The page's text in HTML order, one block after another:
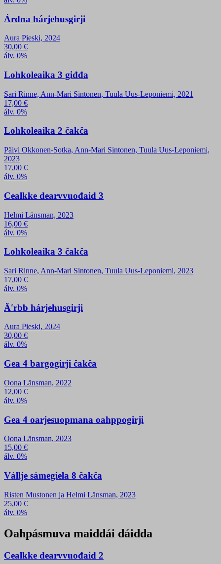
Árdna hárjehusgirji
Aura Pieski, 2024
30,00 €
álv. 0%
Lohkoleaika 3 giđđa
Sari Rinne, Ann-Mari Sintonen, Tuula Uus-Leponiemi, 2021
17,00 €
álv. 0%
Lohkoleaika 2 čakča
Päivi Okkonen-Sotka, Ann-Mari Sintonen, Tuula Uus-Leponiemi,
2023
17,00 €
álv. 0%
Cealkke dearvvuođaid 3
Helmi Länsman, 2023
16,00 €
álv. 0%
Lohkoleaika 3 čakča
Sari Rinne, Ann-Mari Sintonen, Tuula Uus-Leponiemi, 2023
17,00 €
álv. 0%
Äʹrbb hárjehusgirji
Aura Pieski, 2024
30,00 €
álv. 0%
Gea 4 bargogirji čakča
Oona Länsman, 2022
12,00 €
álv. 0%
Gea 4 oarjesuopmana oahppogirji
Oona Länsman, 2023
15,00 €
álv. 0%
Vállje sámegiela 8 čakča
Risten Mustonen ja Helmi Länsman, 2023
25,00 €
álv. 0%
Oahpásmuva maiddái dáidda
Cealkke dearvvuođaid 2